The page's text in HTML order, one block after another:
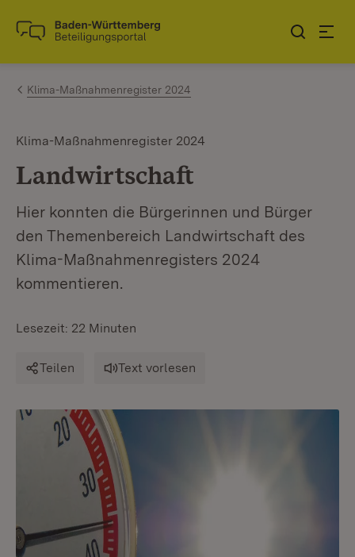
Zum Inhalt springen
Link zur Startseite
Klima-Maßnahmenregister 2024
Klima-Maßnahmenregister 2024
Landwirtschaft
Hier konnten die Bürgerinnen und Bürger
den Themenbereich Landwirtschaft des
Klima-Maßnahmenregisters 2024
kommentieren.
Lesezeit: 22 Minuten
Teilen Text vorlesen